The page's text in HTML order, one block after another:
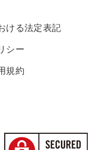
ける法定表記
シー
規約